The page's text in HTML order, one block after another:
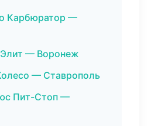
Карбюратор —
— Воронеж
— Ставрополь
Пит-Стоп —